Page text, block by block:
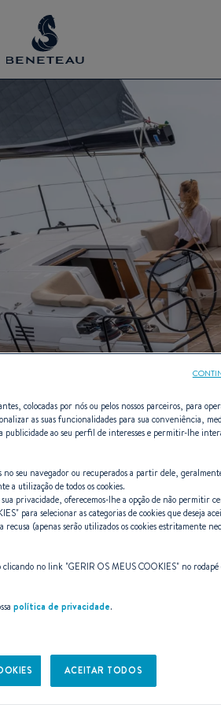
44
colocadas por nós ou pelos nossos parceiros, para
as suas funcionalidades para sua conveniência,
publicidade ao seu perfil de interesses e permitir-lhe
no seu navegador ou recuperados a partir dele,
a utilização de todos os cookies.
privacidade, oferecemos-lhe a opção de não permitir
" para selecionar as categorias de cookies que deseja
recusa (apenas serão utilizados os cookies estritamente
clicando no link "GERIR OS MEUS COOKIES" no rodapé
política de privacidade.
ACEITAR TODOS